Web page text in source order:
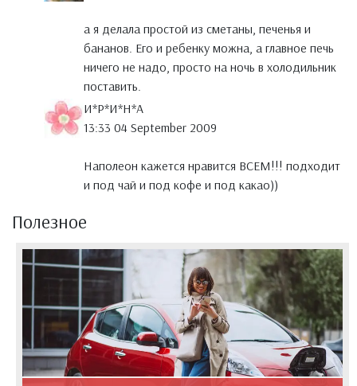
а я делала простой из сметаны, печенья и
бананов. Его и ребенку можна, а главное печь
ничего не надо, просто на ночь в холодильник
поставить.
И*Р*И*Н*А
13:33 04 September 2009
Наполеон кажется нравится ВСЕМ!!! подходит
и под чай и под кофе и под какао))
Полезное